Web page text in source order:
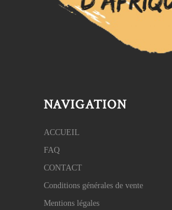
NAVIGATION
ACCUEIL
FAQ
CONTACT
Conditions générales de vente
Mentions légales